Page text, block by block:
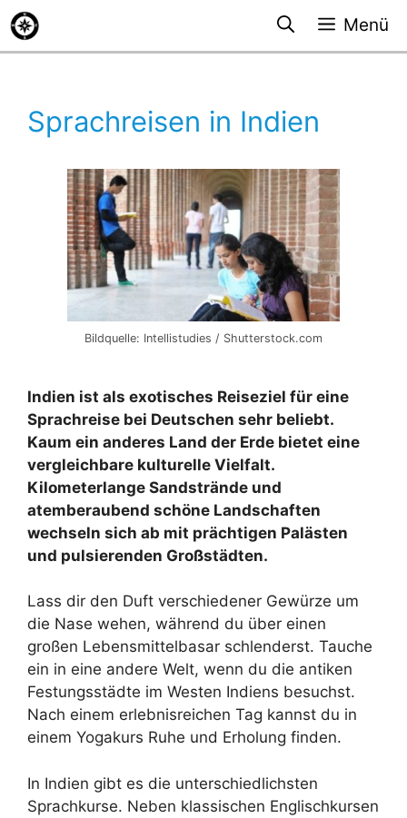
Zum
Inhalt
springen
Menü
Sprachreisen in Indien
Bildquelle: Intellistudies / Shutterstock.com
Indien ist als exotisches Reiseziel für eine
Sprachreise bei Deutschen sehr beliebt.
Kaum ein anderes Land der Erde bietet eine
vergleichbare kulturelle Vielfalt.
Kilometerlange Sandstrände und
atemberaubend schöne Landschaften
wechseln sich ab mit prächtigen Palästen
und pulsierenden Großstädten.
Lass dir den Duft verschiedener Gewürze um
die Nase wehen, während du über einen
großen Lebensmittelbasar schlenderst. Tauche
ein in eine andere Welt, wenn du die antiken
Festungsstädte im Westen Indiens besuchst.
Nach einem erlebnisreichen Tag kannst du in
einem Yogakurs Ruhe und Erholung finden.
In Indien gibt es die unterschiedlichsten
Sprachkurse. Neben klassischen Englischkursen